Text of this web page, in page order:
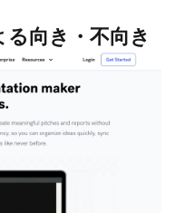
向き・不向き